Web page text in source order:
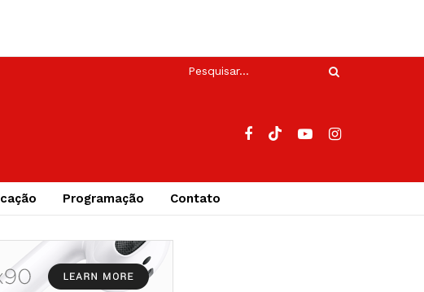
Programação Contato